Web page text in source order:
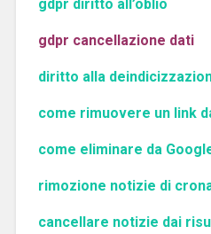
gdpr diritto all’oblio
gdpr cancellazione dati
diritto alla
come rimuovere un link
come eliminare da
rimozione notizie di
cancellare notizie dai